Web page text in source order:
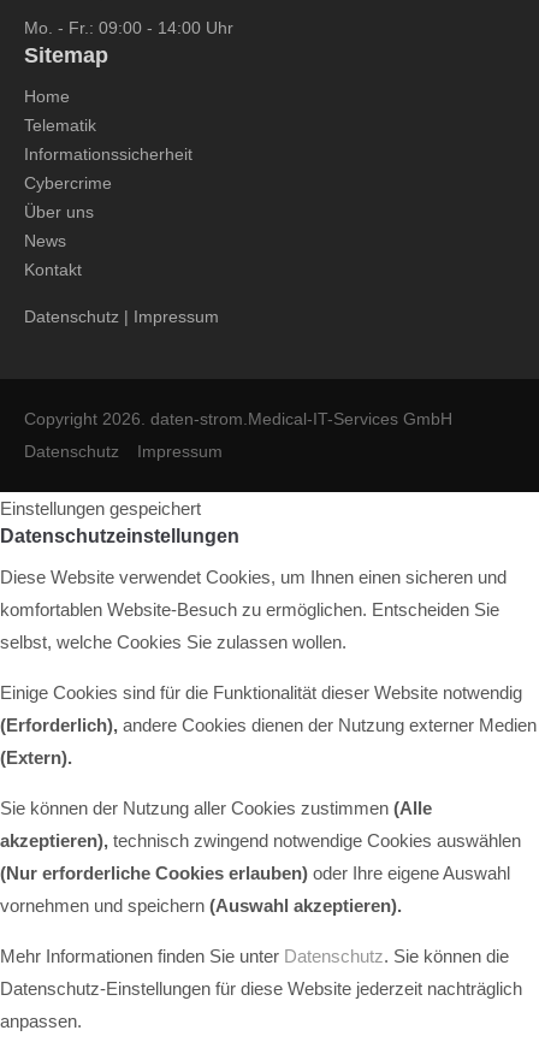
Mo. - Fr.: 09:00 - 14:00 Uhr
Sitemap
Home
Telematik
Informationssicherheit
Cybercrime
Über uns
News
Kontakt
Datenschutz | Impressum
Copyright 2026. daten-strom.Medical-IT-Services GmbH
Datenschutz
Impressum
Einstellungen gespeichert
Datenschutzeinstellungen
Diese Website verwendet Cookies, um Ihnen einen sicheren und
komfortablen Website-Besuch zu ermöglichen. Entscheiden Sie
selbst, welche Cookies Sie zulassen wollen.
Einige Cookies sind für die Funktionalität dieser Website notwendig
(Erforderlich), andere Cookies dienen der Nutzung externer Medien
(Extern).
Sie können der Nutzung aller Cookies zustimmen (Alle
akzeptieren), technisch zwingend notwendige Cookies auswählen
(Nur erforderliche Cookies erlauben) oder Ihre eigene Auswahl
vornehmen und speichern (Auswahl akzeptieren).
Mehr Informationen finden Sie unter Datenschutz. Sie können die
Datenschutz-Einstellungen für diese Website jederzeit nachträglich
anpassen.